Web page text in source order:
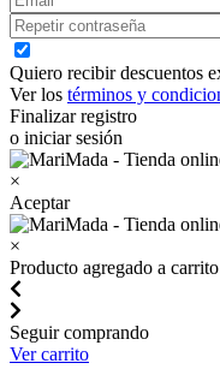
Quiero recibir descuentos
Ver los términos y
Finalizar registro
o iniciar sesión
×
Aceptar
×
Producto agregado a carrito
Seguir comprando
Ver carrito